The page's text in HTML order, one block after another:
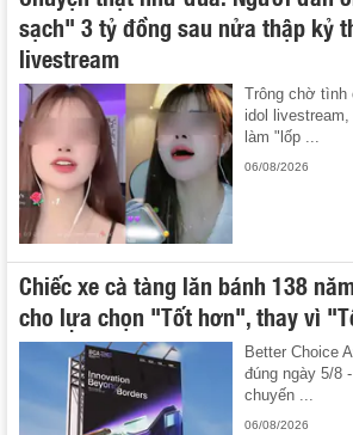
sạch" 3 tỷ đồng sau nửa thập kỷ
livestream
Trông chờ tình
idol livestream,
làm "lốp ...
06/08/2026
Chiếc xe cà tàng lăn bánh 138
cho lựa chọn "Tốt hơn", thay vì
Better Choice
đúng ngày 5/8
chuyến ...
06/08/2026